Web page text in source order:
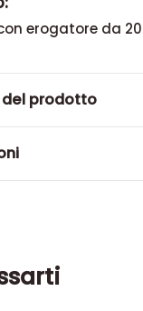
erogatore da
prodotto